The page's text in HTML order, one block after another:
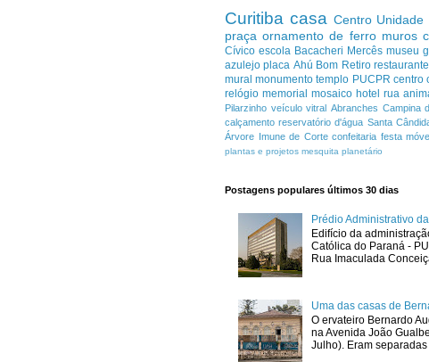
Curitiba casa Centro
praça ornamento de ferro muros
Cívico escola Bacacheri Mercês museu
azulejo placa Ahú Bom Retiro restaurante
mural monumento templo PUCPR centro
relógio memorial mosaico hotel rua
Pilarzinho veículo vitral Abranches Campina
calçamento reservatório d'água Santa
Árvore Imune de Corte confeitaria festa móvel
plantas e projetos mesquita planetário
Postagens populares últimos 30 dias
Prédio Administrativo
Edifício da
Católica do Paraná -
Rua Imaculada
Uma das casas de
O ervateiro Bernardo
na Avenida João
Julho). Eram